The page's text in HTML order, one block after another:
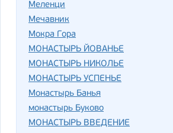
Меленци
Мечавник
Мокра Гора
МОНАСТЫРЬ ЙОВАНЬЕ
МОНАСТЫРЬ НИКОЛЬЕ
МОНАСТЫРЬ УСПЕНЬЕ
Монастырь Банья
монастырь Буково
МОНАСТЫРЬ ВВЕДЕНИЕ